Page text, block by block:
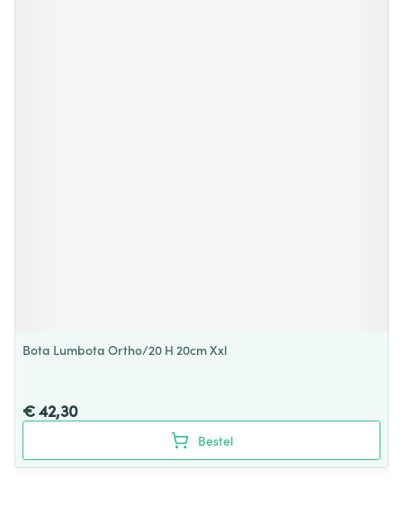
Bota Lumbota Ortho/20 H 20cm Xxl
€ 42,30
Bestel